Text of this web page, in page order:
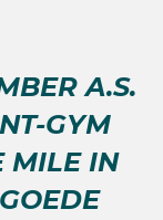
A.S.
GYM
MILE IN